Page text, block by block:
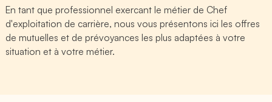
En tant que professionnel exercant le métier de Chef
d'exploitation de carrière, nous vous présentons ici les offres
de mutuelles et de prévoyances les plus adaptées à votre
situation et à votre métier.